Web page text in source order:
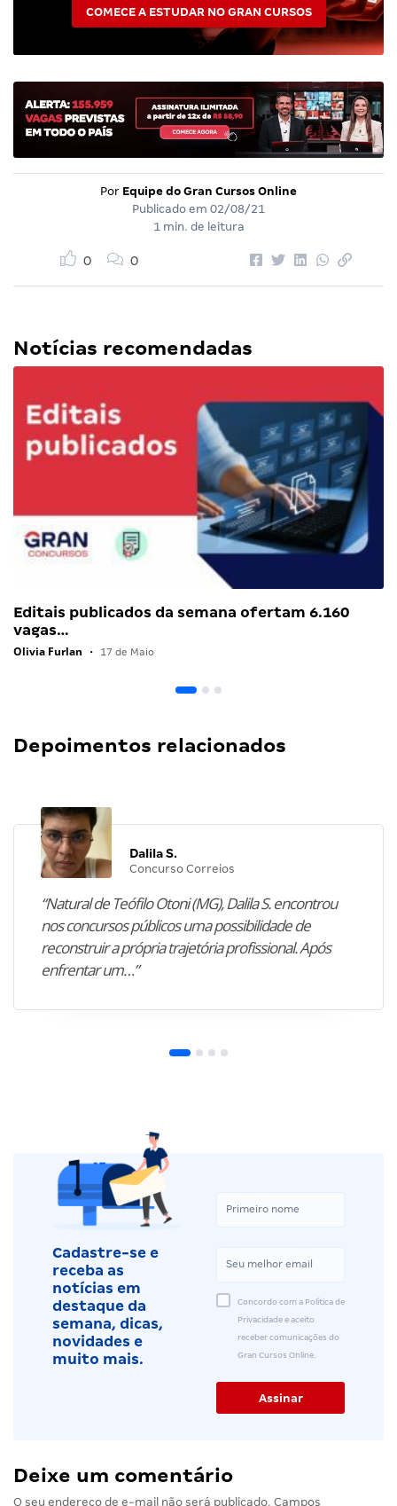
COMECE A ESTUDAR NO GRAN CURSOS
Por Equipe do Gran Cursos Online
Publicado em 02/08/21
1 min. de leitura
0 0
Notícias recomendadas
Editais publicados da semana ofertam 6.160
vagas…
Olivia Furlan • 17 de Maio
Depoimentos relacionados
Dalila S.
Concurso Correios
“Natural de Teófilo Otoni (MG), Dalila S. encontrou
nos concursos públicos uma possibilidade de
reconstruir a própria trajetória profissional. Após
enfrentar um…”
Cadastre-se e
receba as
notícias em
destaque da
semana, dicas,
novidades e
muito mais.
Concordo com a Política de
Privacidade e aceito
receber comunicações do
Gran Cursos Online.
Deixe um comentário
O seu endereço de e-mail não será publicado. Campos